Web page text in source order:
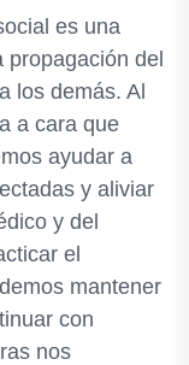
es una
del
los demás. Al
a cara que
ayudar a
y aliviar
y del
el
mantener
con
nos